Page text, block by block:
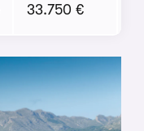
33.750 €